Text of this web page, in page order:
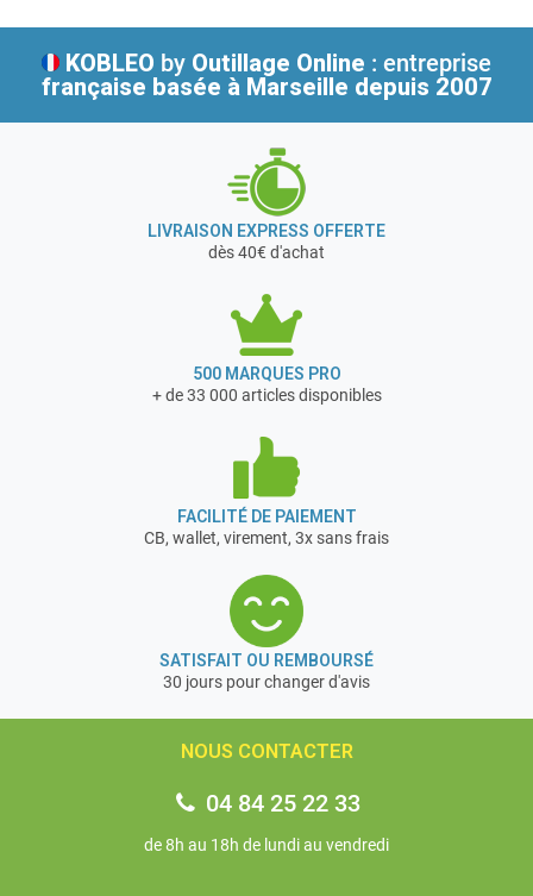
KOBLEO by Outillage Online : entreprise
française basée à Marseille depuis 2007
LIVRAISON EXPRESS OFFERTE
dès 40€ d'achat
500 MARQUES PRO
+ de 33 000 articles disponibles
FACILITÉ DE PAIEMENT
CB, wallet, virement, 3x sans frais
SATISFAIT OU REMBOURSÉ
30 jours pour changer d'avis
NOUS CONTACTER
04 84 25 22 33
de 8h au 18h de lundi au vendredi